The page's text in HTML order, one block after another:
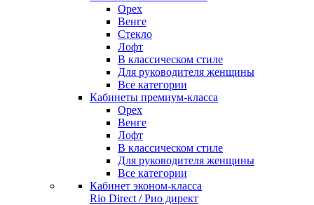
Орех
Венге
Стекло
Лофт
В классическом стиле
Для руководителя женщины
Все категории
Кабинеты премиум-класса
Орех
Венге
Лофт
В классическом стиле
Для руководителя женщины
Все категории
Кабинет эконом-класса
Rio Direct / Рио директ